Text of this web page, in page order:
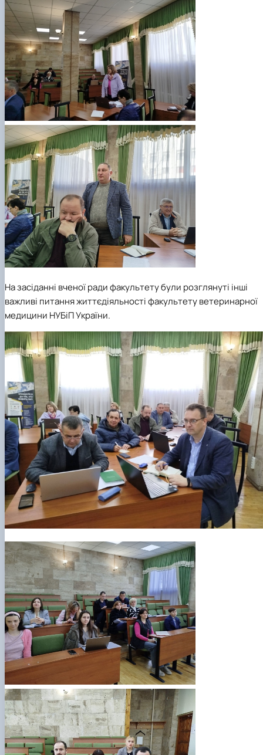
На засіданні вченої ради факультету були розглянуті інші
важливі питання життєдіяльності факультету ветеринарної
медицини НУБіП України.